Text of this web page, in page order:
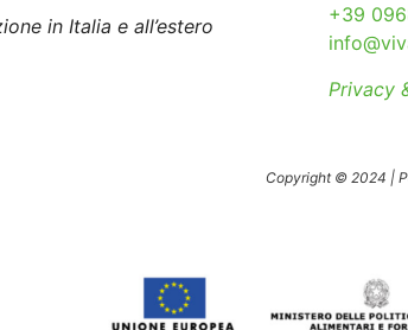
in Italia e all’estero
+39
Privacy
Copyright © 2024 |